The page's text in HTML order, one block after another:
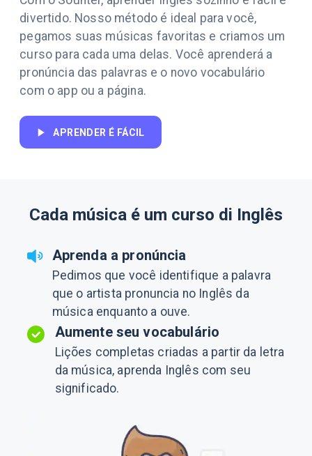
divertido. Nosso método é ideal para você,
pegamos suas músicas favoritas e criamos um
curso para cada uma delas. Você aprenderá a
pronúncia das palavras e o novo vocabulário
com o app ou a página.
APRENDER É FÁCIL
Cada música é um curso di Inglês
Aprenda a pronúncia
Pedimos que você identifique a palavra
que o artista pronuncia no Inglês da
música enquanto a ouve.
Aumente seu vocabulário
Lições completas criadas a partir da letra
da música, aprenda Inglês com seu
significado.